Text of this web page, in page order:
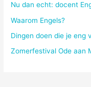
r
:
Nu dan echt: docent
Waarom Engels?
Dingen doen die je eng
Zomerfestival Ode aan